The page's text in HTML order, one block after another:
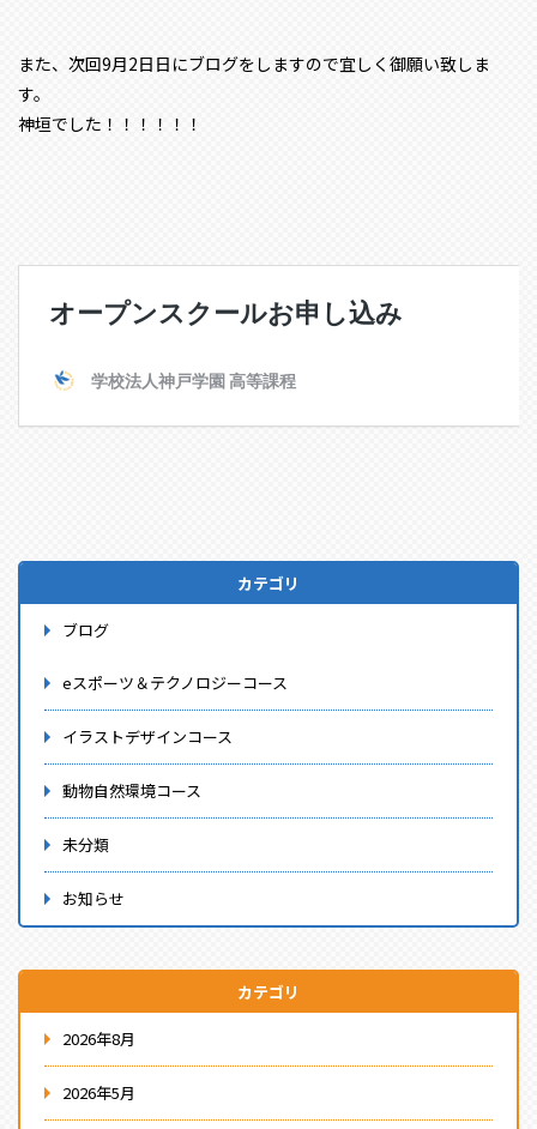
また、次回9月2日日にブログをしますので宜しく御願い致しま
す。
神垣でした！！！！！！
カテゴリ
ブログ
eスポーツ＆テクノロジーコース
イラストデザインコース
動物自然環境コース
未分類
お知らせ
カテゴリ
2026年8月
2026年5月